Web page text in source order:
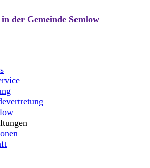
der Gemeinde Semlow